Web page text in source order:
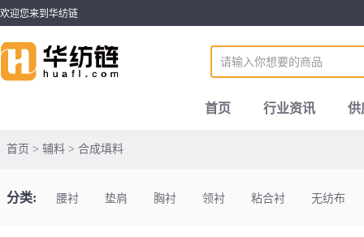
欢迎您来到华纺链
首页 行业资讯 供
首页 > 辅料 > 合成填料
分类: 腰衬 垫肩 胸衬 领衬 粘合衬 无纺布